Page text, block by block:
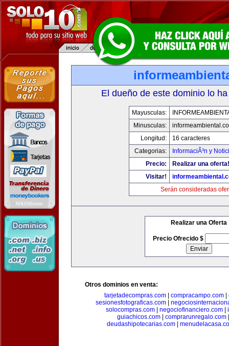
El dueño de este dominio lo
Mayusculas:
Minusculas:
Longitud:
16 caracteres
Categorias:
InformaciÃ³n y
Precio:
Realizar una oferta!
Visitar!
Serán consideradas
Realizar una Oferta
Precio Ofrecido $
Otros dominios en venta:
tarjetadecompras.com
compracampo.com
sesionesfotograficas.com
solocompras.com| negociofinanciero.com|
guiachicos.com
comprarunregalo.com
deudashipotecarias.com|